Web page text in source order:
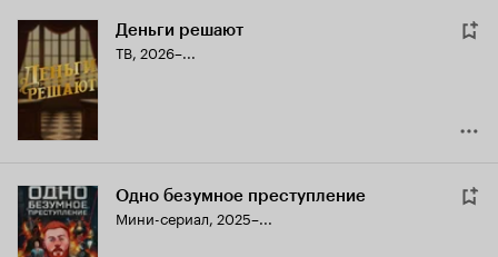
Деньги решают
ТВ, 2026–...
Одно безумное преступление
Мини-сериал, 2025–...